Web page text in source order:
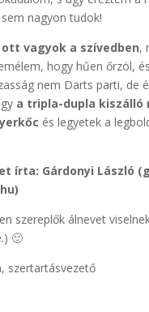
nagyon tudok!
vagyok a szívedben,
hogy hűen őrzöl,
nem Darts parti, de
a tripla-dupla kiszálló
és legyetek a
írta: Gárdonyi László
szereplők álnevet
🙂
szertartásvezető